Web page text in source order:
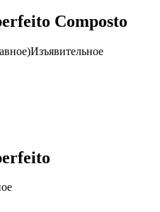
Composto
Изъявительное